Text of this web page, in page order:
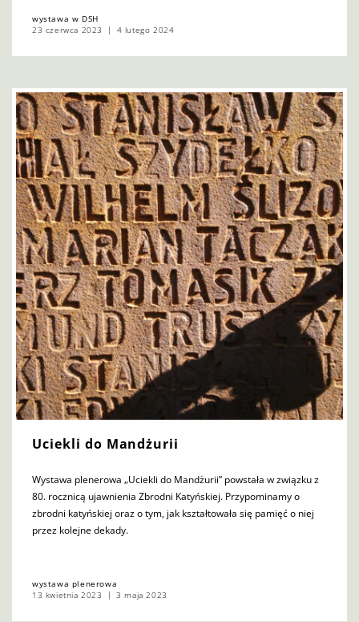
wystawa w DSH
23 czerwca 2023
4 lutego 2024
Uciekli do Mandżurii
Wystawa plenerowa „Uciekli do Mandżurii” powstała w związku z
80. rocznicą ujawnienia Zbrodni Katyńskiej. Przypominamy o
zbrodni katyńskiej oraz o tym, jak kształtowała się pamięć o niej
przez kolejne dekady.
wystawa plenerowa
13 kwietnia 2023
3 maja 2023